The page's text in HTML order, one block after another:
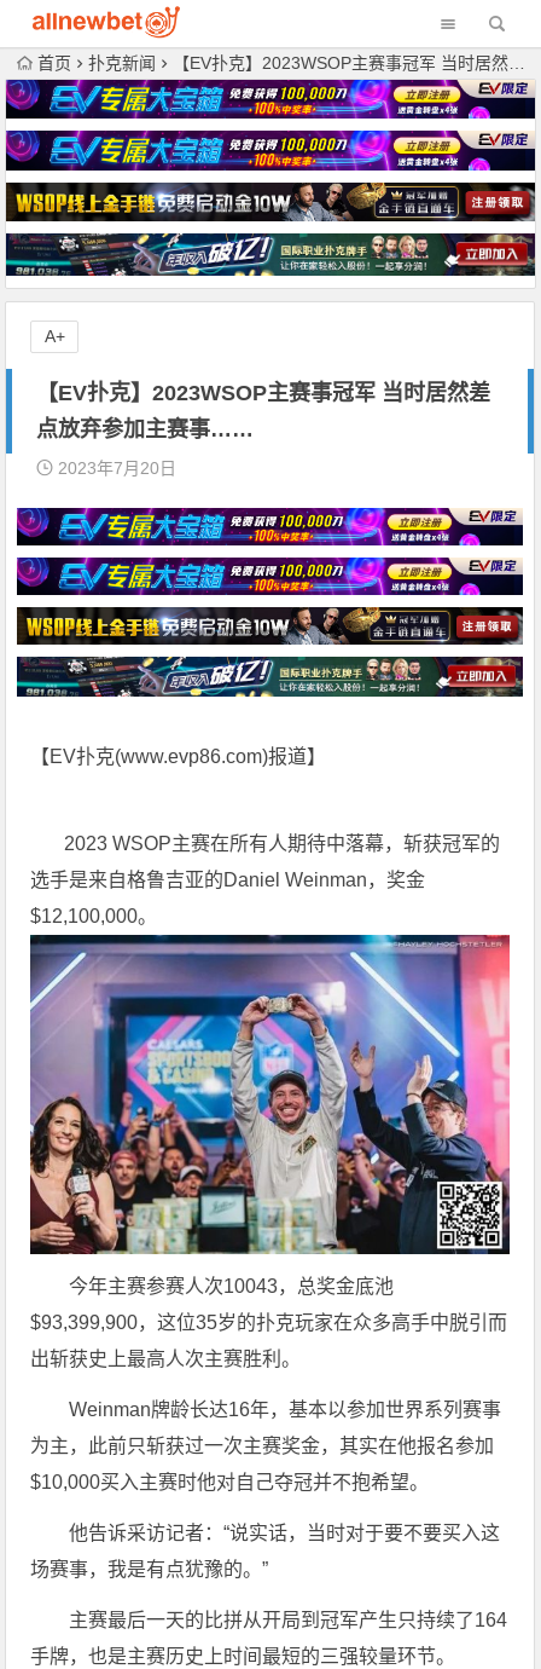
首页 扑克新闻 【EV扑克】2023WSOP主赛事冠军 当时居然差点放弃参加主赛事……
【EV扑克】2023WSOP主赛事冠军 当时居然差
点放弃参加主赛事……
2023年7月20日
【EV扑克(www.evp86.com)报道】
2023 WSOP主赛在所有人期待中落幕，斩获冠军的
选手是来自格鲁吉亚的Daniel Weinman，奖金
$12,100,000。
今年主赛参赛人次10043，总奖金底池
$93,399,900，这位35岁的扑克玩家在众多高手中脱引而
出斩获史上最高人次主赛胜利。
Weinman牌龄长达16年，基本以参加世界系列赛事
为主，此前只斩获过一次主赛奖金，其实在他报名参加
$10,000买入主赛时他对自己夺冠并不抱希望。
他告诉采访记者：“说实话，当时对于要不要买入这
场赛事，我是有点犹豫的。”
主赛最后一天的比拼从开局到冠军产生只持续了164
手牌，也是主赛历史上时间最短的三强较量环节。
A+